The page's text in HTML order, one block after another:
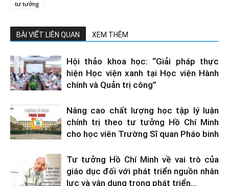
tư tưởng
BÀI VIẾT LIÊN QUAN XEM THÊM
Hội thảo khoa học: “Giải pháp thực
hiện Học viện xanh tại Học viện Hành
chính và Quản trị công”
Nâng cao chất lượng học tập lý luận
chính trị theo tư tưởng Hồ Chí Minh
cho học viên Trường Sĩ quan Pháo binh
Tư tưởng Hồ Chí Minh về vai trò của
giáo dục đối với phát triển nguồn nhân
lực và vận dụng trong phát triển...